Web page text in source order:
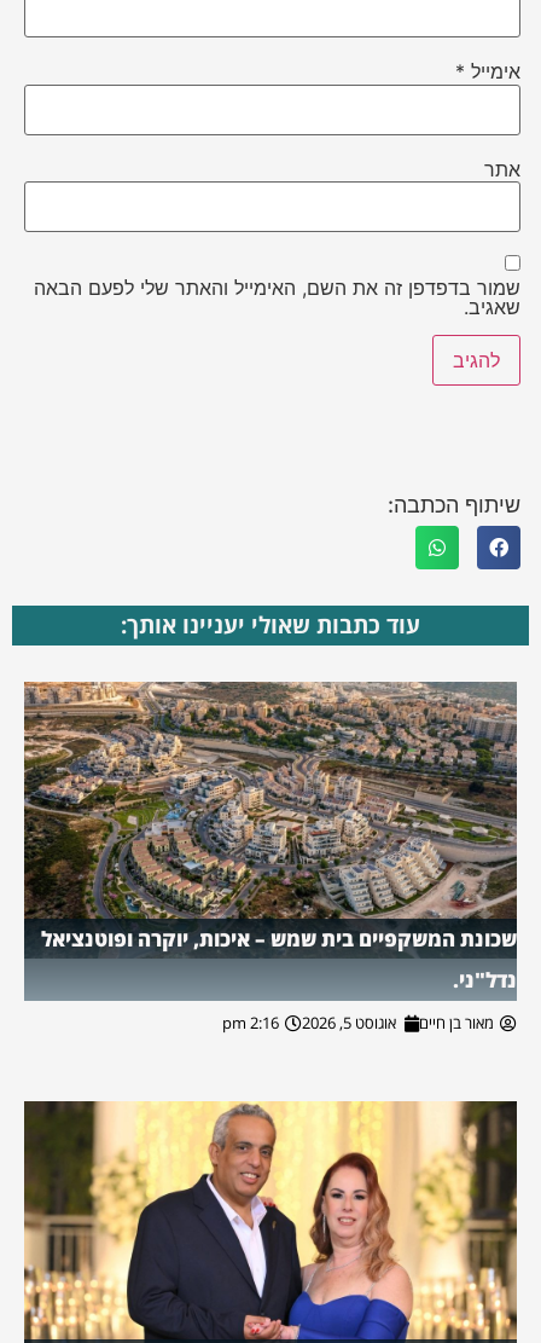
אימייל *
אתר
שמור בדפדפן זה את השם, האימייל והאתר שלי לפעם הבאה
שאגיב.
שיתוף הכתבה:
עוד כתבות שאולי יעניינו אותך:
שכונת המשקפיים בית שמש – איכות, יוקרה ופוטנציאל
נדל"ני.
מאור בן חיים אוגוסט 5, 2026 2:16 pm